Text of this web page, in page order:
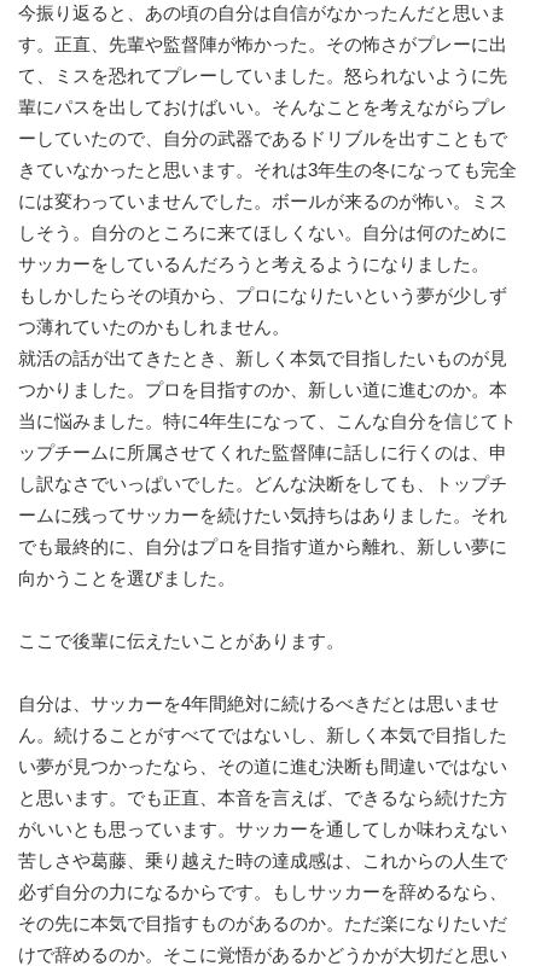
今振り返ると、あの頃の自分は自信がなかったんだと思いま
す。正直、先輩や監督陣が怖かった。その怖さがプレーに出
て、ミスを恐れてプレーしていました。怒られないように先
輩にパスを出しておけばいい。そんなことを考えながらプレ
ーしていたので、自分の武器であるドリブルを出すこともで
きていなかったと思います。それは3年生の冬になっても完全
には変わっていませんでした。ボールが来るのが怖い。ミス
しそう。自分のところに来てほしくない。自分は何のために
サッカーをしているんだろうと考えるようになりました。
もしかしたらその頃から、プロになりたいという夢が少しず
つ薄れていたのかもしれません。
就活の話が出てきたとき、新しく本気で目指したいものが見
つかりました。プロを目指すのか、新しい道に進むのか。本
当に悩みました。特に4年生になって、こんな自分を信じてト
ップチームに所属させてくれた監督陣に話しに行くのは、申
し訳なさでいっぱいでした。どんな決断をしても、トップチ
ームに残ってサッカーを続けたい気持ちはありました。それ
でも最終的に、自分はプロを目指す道から離れ、新しい夢に
向かうことを選びました。
ここで後輩に伝えたいことがあります。
自分は、サッカーを4年間絶対に続けるべきだとは思いませ
ん。続けることがすべてではないし、新しく本気で目指した
い夢が見つかったなら、その道に進む決断も間違いではない
と思います。でも正直、本音を言えば、できるなら続けた方
がいいとも思っています。サッカーを通してしか味わえない
苦しさや葛藤、乗り越えた時の達成感は、これからの人生で
必ず自分の力になるからです。もしサッカーを辞めるなら、
その先に本気で目指すものがあるのか。ただ楽になりたいだ
けで辞めるのか。そこに覚悟があるかどうかが大切だと思い